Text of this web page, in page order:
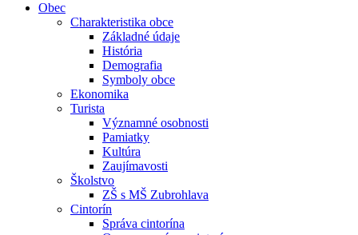
Obec
Charakteristika obce
Základné údaje
História
Demografia
Symboly obce
Ekonomika
Turista
Významné osobnosti
Pamiatky
Kultúra
Zaujímavosti
Školstvo
ZŠ s MŠ Zubrohlava
Cintorín
Správa cintorína